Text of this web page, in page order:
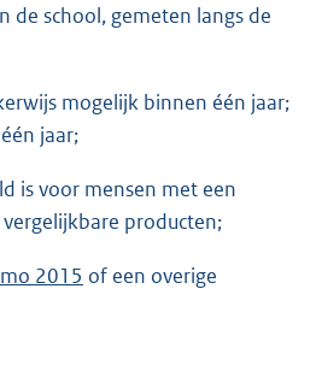
de school, gemeten langs de
mogelijk binnen één jaar;
jaar;
is voor mensen met een
producten;
2015 of een overige